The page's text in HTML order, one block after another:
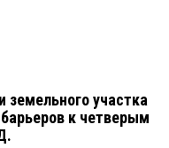
участка
к четверым